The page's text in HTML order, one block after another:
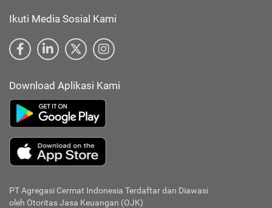
Ikuti Media Sosial Kami
Download Aplikasi Kami
PT Agregasi Cermat Indonesia Terdaftar dan Diawasi
oleh Otoritas Jasa Keuangan (OJK)